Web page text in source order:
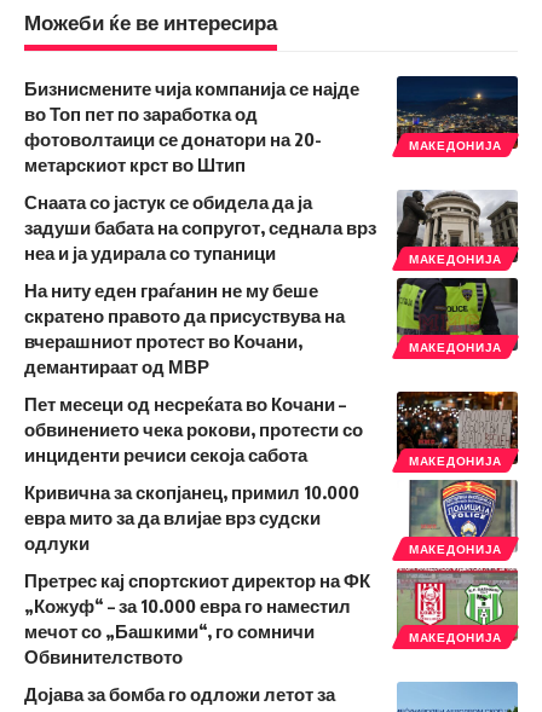
Можеби ќе ве интересира
МАКЕДОНИЈА
Бизнисмените чија компанија се најде
во Топ пет по заработка од
фотоволтаици се донатори на 20-
метарскиот крст во Штип
МАКЕДОНИЈА
Снаата со јастук се обидела да ја
задуши бабата на сопругот, седнала врз
неа и ја удирала со тупаници
МАКЕДОНИЈА
На ниту еден граѓанин не му беше
скратено правото да присуствува на
вчерашниот протест во Кочани,
демантираат од МВР
МАКЕДОНИЈА
Пет месеци од несреќата во Кочани –
обвинението чека рокови, протести со
инциденти речиси секоја сабота
МАКЕДОНИЈА
Кривична за скопјанец, примил 10.000
евра мито за да влијае врз судски
одлуки
МАКЕДОНИЈА
Претрес кај спортскиот директор на ФК
„Кожуф“ – за 10.000 евра го наместил
мечот со „Башкими“, го сомничи
Обвинителството
Дојава за бомба го одложи летот за